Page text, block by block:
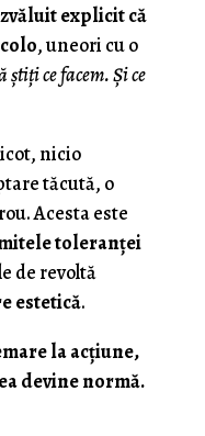
explicit că
, uneori cu o
știți ce facem. Și ce
nicio
tăcută, o
Acesta este
toleranței
de revoltă
estetică.
la acțiune,
devine normă.